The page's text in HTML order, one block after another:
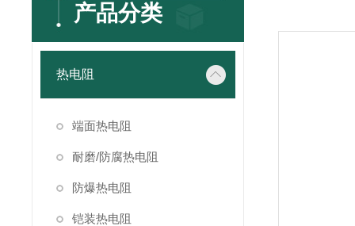
产品分类
热电阻
端面热电阻
耐磨/防腐热电阻
防爆热电阻
铠装热电阻